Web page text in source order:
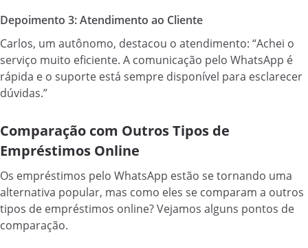
Depoimento 3: Atendimento ao Cliente
Carlos, um autônomo, destacou o atendimento: “Achei o
serviço muito eficiente. A comunicação pelo WhatsApp é
rápida e o suporte está sempre disponível para esclarecer
dúvidas.”
Comparação com Outros Tipos de
Empréstimos Online
Os empréstimos pelo WhatsApp estão se tornando uma
alternativa popular, mas como eles se comparam a outros
tipos de empréstimos online? Vejamos alguns pontos de
comparação.